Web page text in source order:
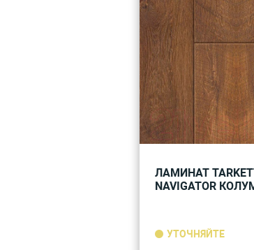
ЛАМИНАТ
NAVIGATOR
УТОЧНЯЙТЕ